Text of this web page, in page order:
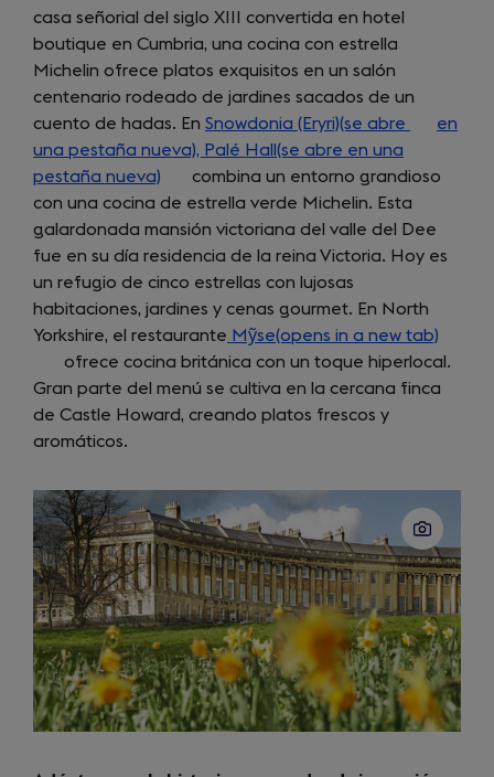
in
a
new
tab)
casa señorial del siglo XIII convertida en hotel
boutique en Cumbria, una cocina con estrella
Michelin ofrece platos exquisitos en un salón
centenario rodeado de jardines sacados de un
cuento de hadas. En Snowdonia (Eryri)(se abre
(opens
a
new
tab)
en
una pestaña nueva), Palé Hall(se abre en una
pestaña nueva) (opens
in
a
new
tab)
combina un entorno grandioso
con una cocina de estrella verde Michelin. Esta
galardonada mansión victoriana del valle del Dee
fue en su día residencia de la reina Victoria. Hoy es
un refugio de cinco estrellas con lujosas
habitaciones, jardines y cenas gourmet. En North
Yorkshire, el restaurante Mỹse(opens in a new tab)
in
a
ofrece cocina británica con un toque hiperlocal.
Gran parte del menú se cultiva en la cercana finca
de Castle Howard, creando platos frescos y
aromáticos.